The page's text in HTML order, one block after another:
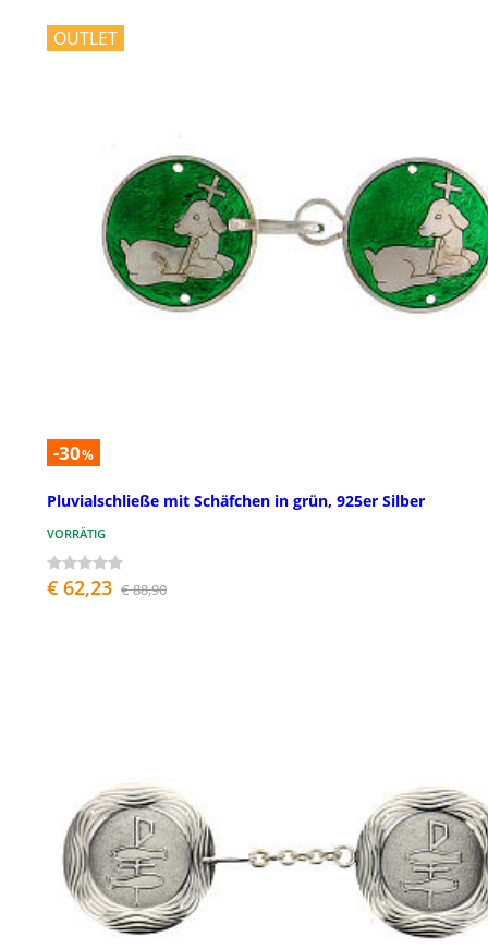
OUTLET
-30%
Pluvialschließe mit Schäfchen in grün, 925er Silber
VORRÄTIG
€ 62,23 € 88,90